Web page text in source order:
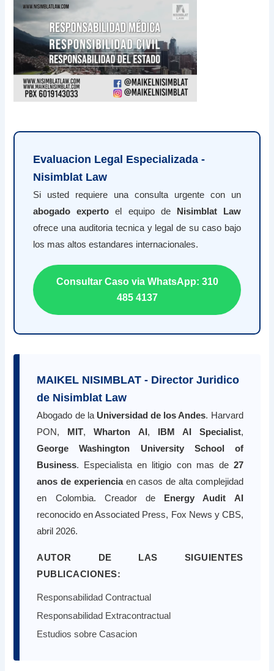
Evaluacion Legal Especializada -
Nisimblat Law
Si usted requiere una consulta urgente con un
abogado experto el equipo de Nisimblat Law
ofrece una auditoria tecnica y legal de su caso bajo
los mas altos estandares internacionales.
Consultar Caso via WhatsApp: 310
485 4137
MAIKEL NISIMBLAT - Director Juridico
de Nisimblat Law
Abogado de la Universidad de los Andes. Harvard
PON, MIT,Wharton AI, IBM AI Specialist,
George Washington University School of
Business. Especialista en litigio con mas de 27
anos de experienciaen casos de alta complejidad
en Colombia. Creador de Energy Audit AI
reconocido en Associated Press, Fox News y CBS,
abril 2026.
AUTOR DE LAS SIGUIENTES
PUBLICACIONES:
Responsabilidad Contractual
Responsabilidad Extracontractual
Estudios sobre Casacion